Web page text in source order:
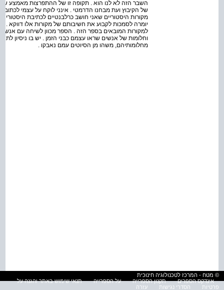
של הקיבוץ ועת מבחנו הדרמטי . אינני לוקח על עצמי
מקורות היסטוריים שאני חושב כרלבנטיים לכתיבת
יומרה לסמכות לקבוע את חשיבותם של מקורות אלו דווקא .
למקורות המובאים בספר הזה . הספר מכוון לשיחה עם
וחלומות של אנשים שראו עצמם כבני הזמן . יש בו ניסיון
מחלומותיהם, משהו מן הסיוטים עמם נאבקו .
© מטח - המרכז לטכנולוגיה חינוכית
אינדקס הספרים
תקנון הספרייה על הספרייה
תנאי שימוש באתר והגנה על
פרטיות
הסדרי נגישות עזרה